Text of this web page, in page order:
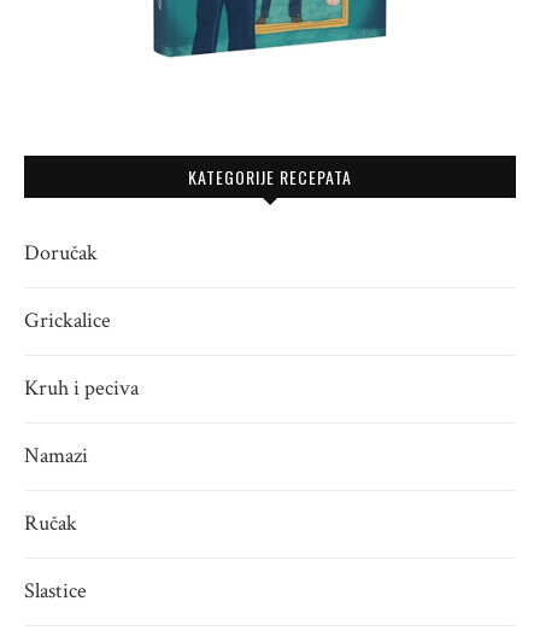
KATEGORIJE RECEPATA
Doručak
Grickalice
Kruh i peciva
Namazi
Ručak
Slastice